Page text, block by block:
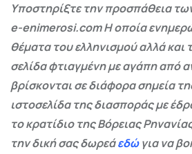
Υποστηρίξτε την προσπάθεια
e-enimerosi.com Η οποία
θέματα του ελληνισμού αλλά και
σελίδα φτιαγμένη με αγάπη από
βρίσκονται σε διάφορα σημεία
ιστοσελίδα της διασποράς με
το κρατίδιο της Βόρειας
την δική σας δωρεάεδώγια να